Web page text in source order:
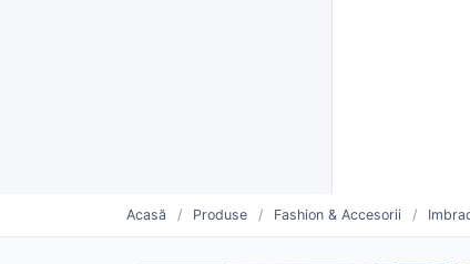
Acasă / Produse / Fashion & Accesorii /